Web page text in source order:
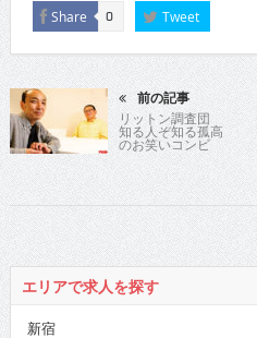
Share 0 Tweet
前の記事
リットン調査団
知る人ぞ知る孤高
のお笑いコンビ
エリアで求人を探す
新宿